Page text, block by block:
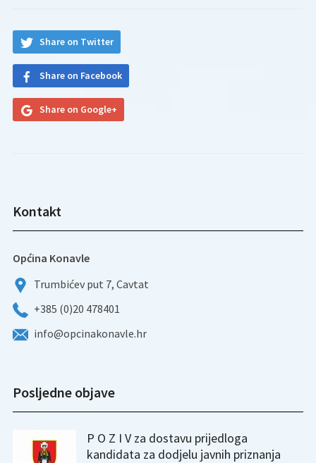
Share on Twitter
Share on Facebook
Share on Google+
Kontakt
Općina Konavle
Trumbićev put 7, Cavtat
+385 (0)20 478401
info@opcinakonavle.hr
Posljedne objave
P O Z I V za dostavu prijedloga
kandidata za dodjelu javnih priznanja